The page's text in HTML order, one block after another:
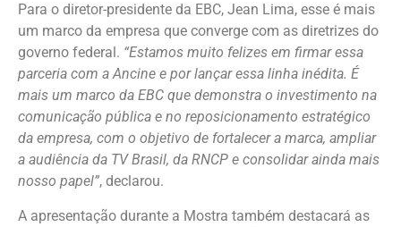
Para o diretor-presidente da EBC, Jean Lima, esse é mais
um marco da empresa que converge com as diretrizes do
governo federal. “Estamos muito felizes em firmar essa
parceria com a Ancine e por lançar essa linha inédita. É
mais um marco da EBC que demonstra o investimento na
comunicação pública e no reposicionamento estratégico
da empresa, com o objetivo de fortalecer a marca, ampliar
a audiência da TV Brasil, da RNCP e consolidar ainda mais
nosso papel”, declarou.
A apresentação durante a Mostra também destacará as